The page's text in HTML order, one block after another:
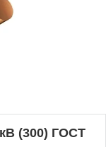
(300) ГОСТ